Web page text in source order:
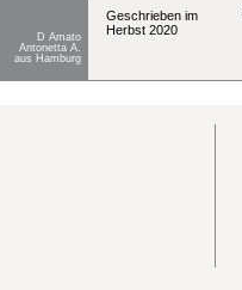
D Amato
Antonetta A.
aus Hamburg
Geschrieben im
Herbst 2020